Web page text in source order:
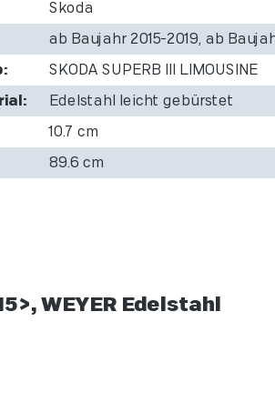
Skoda
ab Baujahr 2015-2019, ab
SKODA SUPERB III LIMOUSINE
Edelstahl leicht gebürstet
10.7 cm
89.6 cm
WEYER Edelstahl